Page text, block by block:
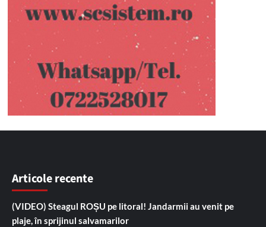
Articole recente
(VIDEO) Steagul ROȘU pe litoral! Jandarmii au venit pe
plaje, în sprijinul salvamarilor